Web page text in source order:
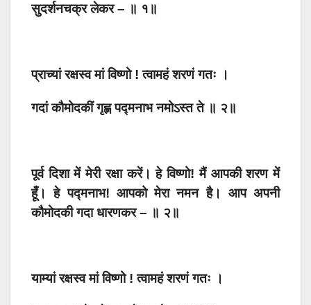
सुदर्शनचक्र लेकर – ॥ १॥
प्राच्यां रक्षस्व मां विष्णो ! त्वामहं शरणं गतः ।
गदां कौमोदकीं गृह्ण पद्मनाभ नमोऽस्त ते ॥ २॥
पूर्व दिशा में मेरी रक्षा करें। हे विष्णो! मैं आपकी शरण में
हूँ। हे पद्मनाभ! आपको मेरा नमन है। आप अपनी
कौमोदकी गदा धारणकर – ॥ २॥
याम्यां रक्षस्व मां विष्णो ! त्वामहं शरणं गतः ।